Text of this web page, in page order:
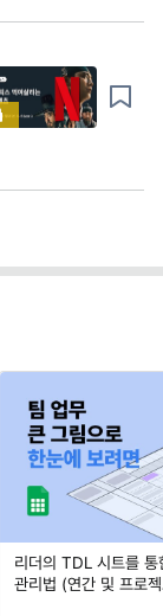
리더의 TDL 시트를
관리법 (연간 및 프로